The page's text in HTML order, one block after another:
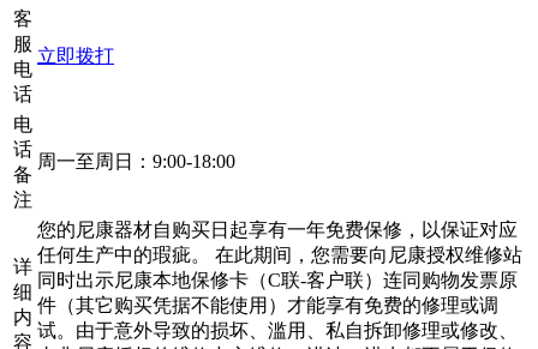
客
服
电
话
立即拨打
电
话
备
注
周一至周日：9:00-18:00
详
细
内
容
您的尼康器材自购买日起享有一年免费保修，以保证对应
任何生产中的瑕疵。 在此期间，您需要向尼康授权维修站
同时出示尼康本地保修卡（C联-客户联）连同购物发票原
件（其它购买凭据不能使用）才能享有免费的修理或调
试。由于意外导致的损坏、滥用、私自拆卸修理或修改、